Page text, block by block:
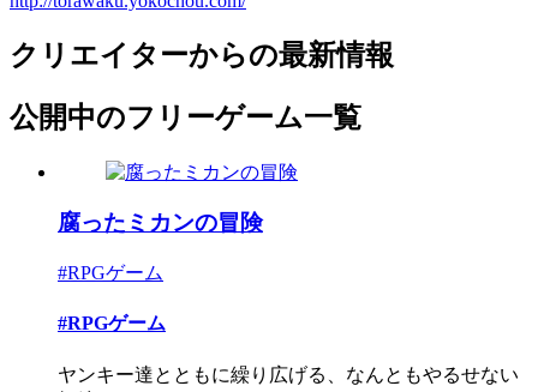
クリエイターからの最新情報
公開中のフリーゲーム一覧
腐ったミカンの冒険
#RPGゲーム
#RPGゲーム
ヤンキー達とともに繰り広げる、なんともやるせない